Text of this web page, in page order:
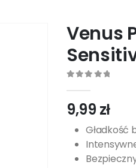
Venus
9,99 zł
Gładkość